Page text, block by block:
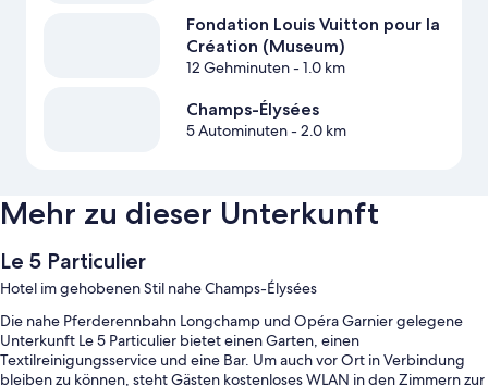
Fondation Louis Vuitton pour la
Création (Museum)
12 Gehminuten- 1.0 km
Champs-Élysées
5 Autominuten- 2.0 km
Mehr zu dieser Unterkunft
Le 5 Particulier
Hotel im gehobenen Stil nahe Champs-Élysées
Die nahe Pferderennbahn Longchamp und Opéra Garnier gelegene
Unterkunft Le 5 Particulier bietet einen Garten, einen
Textilreinigungsservice und eine Bar. Um auch vor Ort in Verbindung
bleiben zu können, steht Gästen kostenloses WLAN in den Zimmern zur